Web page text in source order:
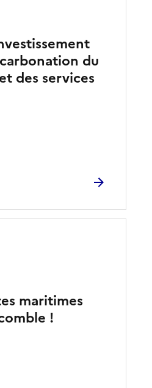
du
des services
maritimes
!